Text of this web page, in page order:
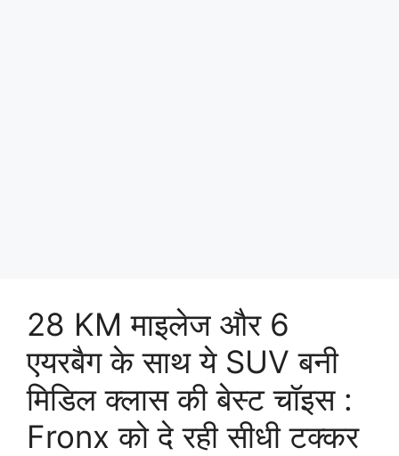
28 KM माइलेज और 6
एयरबैग के साथ ये SUV बनी
मिडिल क्लास की बेस्ट चॉइस :
Fronx को दे रही सीधी टक्कर